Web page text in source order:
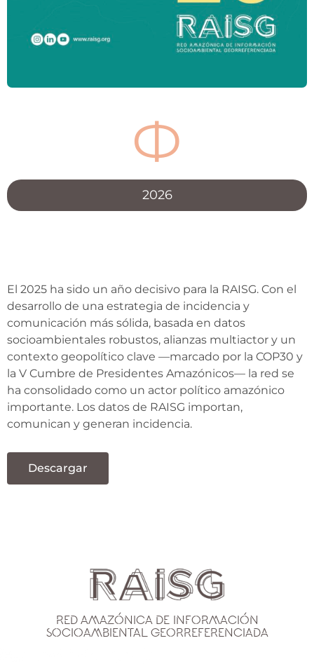
Ф
2026
El 2025 ha sido un año decisivo para la RAISG. Con el
desarrollo de una estrategia de incidencia y
comunicación más sólida, basada en datos
socioambientales robustos, alianzas multiactor y un
contexto geopolítico clave —marcado por la COP30 y
la V Cumbre de Presidentes Amazónicos— la red se
ha consolidado como un actor político amazónico
importante. Los datos de RAISG importan,
comunican y generan incidencia.
Descargar
Red Amazónica de Información
Socioambiental Georreferenciada